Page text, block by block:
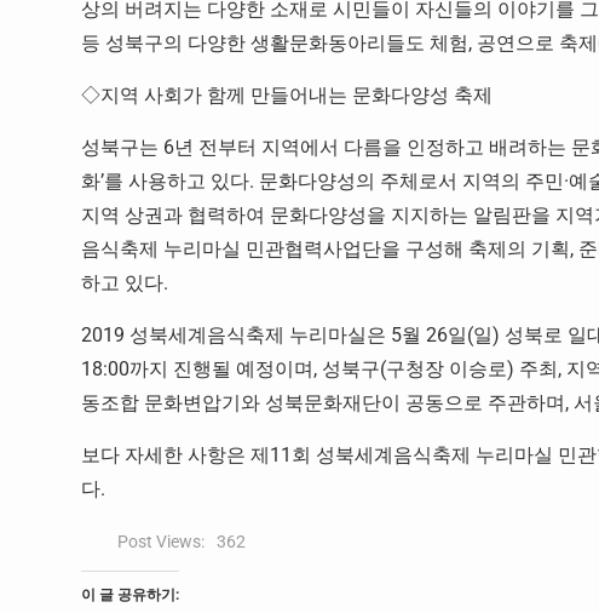
상의 버려지는 다양한 소재로 시민들이 자신들의 이야기를 그
등 성북구의 다양한 생활문화동아리들도 체험, 공연으로 축
◇지역 사회가 함께 만들어내는 문화다양성 축제
성북구는 6년 전부터 지역에서 다름을 인정하고 배려하는 문
화’를 사용하고 있다. 문화다양성의 주체로서 지역의 주민·
지역 상권과 협력하여 문화다양성을 지지하는 알림판을 지
음식축제 누리마실 민관협력사업단을 구성해 축제의 기획,
하고 있다.
2019 성북세계음식축제 누리마실은 5월 26일(일) 성북로
18:00까지 진행될 예정이며, 성북구(구청장 이승로) 주최,
동조합 문화변압기와 성북문화재단이 공동으로 주관하며,
보다 자세한 사항은 제11회 성북세계음식축제 누리마실 민
다.
Post Views: 362
이 글 공유하기: